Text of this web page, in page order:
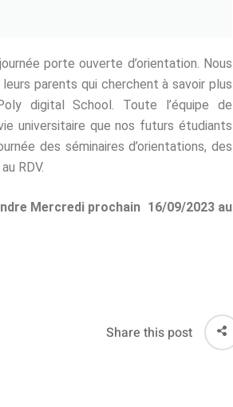
porte ouverte d’orientation. Nous
parents qui cherchent à savoir plus
digital School. Toute l’équipe de
universitaire que nos futurs étudiants
des séminaires d’orientations, des
RDV.
Mercredi prochain 16/09/2023 au
Share this post